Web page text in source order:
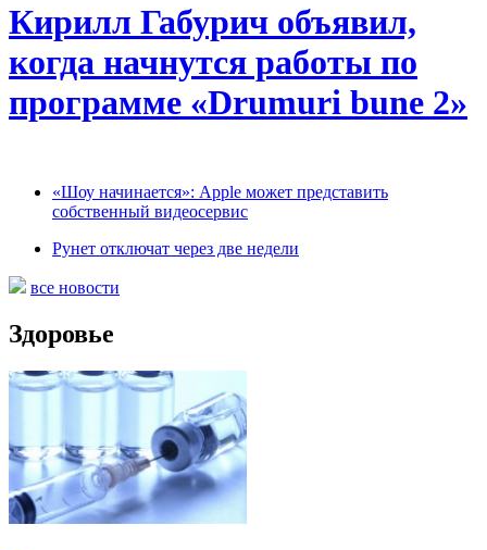
Кирилл Габурич объявил,
когда начнутся работы по
программе «Drumuri bune 2»
«Шоу начинается»: Apple может представить
собственный видеосервис
Рунет отключат через две недели
все новости
Здоровье